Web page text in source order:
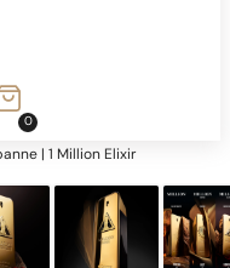
0
| 1 Million Elixir